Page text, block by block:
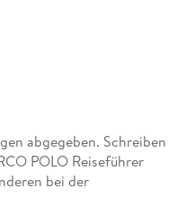
abgegeben. Schreiben
POLO Reiseführer
bei der